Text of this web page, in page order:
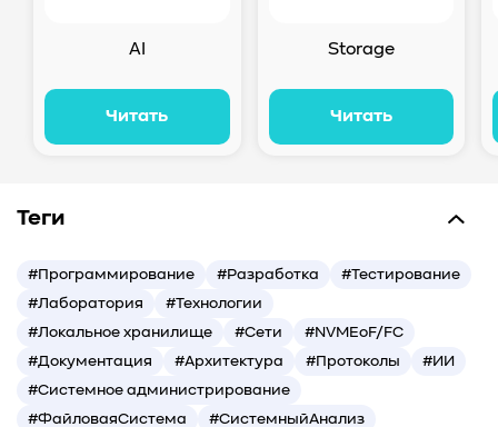
AI
Читать
Storage
Читать
Теги
#Программирование #Разработка
#Тестирование
#Лаборатория
#Технологии
#Локальное хранилище
#Сети
#NVMEoF/FC
#Документация
#Архитектура #Протоколы
#ИИ
#Системное администрирование
#ФайловаяСистема
#СистемныйАнализ